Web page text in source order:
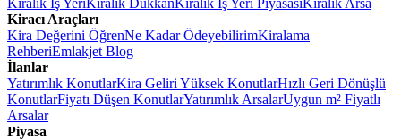
Kiralık İş YeriKiralık DükkanKiralık İş Yeri PiyasasıKiralık Arsa
Kiracı Araçları
Kira Değerini ÖğrenNe Kadar ÖdeyebilirimKiralama
RehberiEmlakjet Blog
İlanlar
Yatırımlık KonutlarKira Geliri Yüksek KonutlarHızlı Geri Dönüşlü
KonutlarFiyatı Düşen KonutlarYatırımlık ArsalarUygun m² Fiyatlı
Arsalar
Piyasa